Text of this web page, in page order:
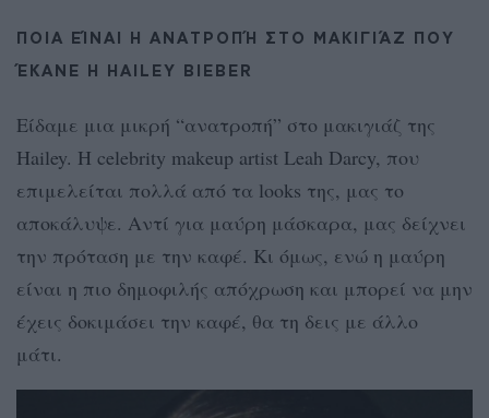
ΠΟΙΑ ΕΊΝΑΙ Η ΑΝΑΤΡΟΠΉ ΣΤΟ ΜΑΚΙΓΙΆΖ ΠΟΥ
ΈΚΑΝΕ Η HAILEY BIEBER
Είδαμε μια μικρή “ανατροπή” στο μακιγιάζ της
Hailey. H celebrity makeup artist Leah Darcy, που
επιμελείται πολλά από τα looks της, μας το
αποκάλυψε. Αντί για μαύρη μάσκαρα, μας δείχνει
την πρόταση με την καφέ. Κι όμως, ενώ η μαύρη
είναι η πιο δημοφιλής απόχρωση και μπορεί να μην
έχεις δοκιμάσει την καφέ, θα τη δεις με άλλο
μάτι.